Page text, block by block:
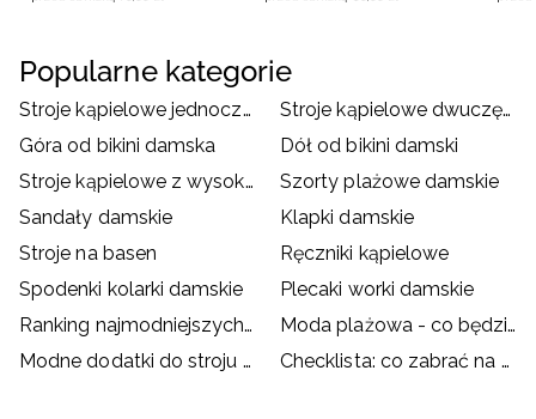
Popularne kategorie
Stroje kąpielowe jednoczęściowe damskie
Stroje kąpielowe dwuczęściowe damskie
Góra od bikini damska
Dół od bikini damski
Stroje kąpielowe z wysokim stanem
Szorty plażowe damskie
Sandały damskie
Klapki damskie
Stroje na basen
Ręczniki kąpielowe
Spodenki kolarki damskie
Plecaki worki damskie
Ranking najmodniejszych strojów kąpielowych
Moda plażowa - co będzie hitem wakacji?
Modne dodatki do stroju kąpielowego
Checklista: co zabrać na basen?